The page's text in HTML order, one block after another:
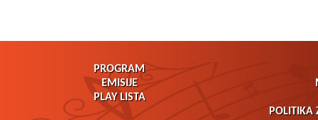
PROGRAM
EMISIJE
PLAY LISTA
POLITIKA